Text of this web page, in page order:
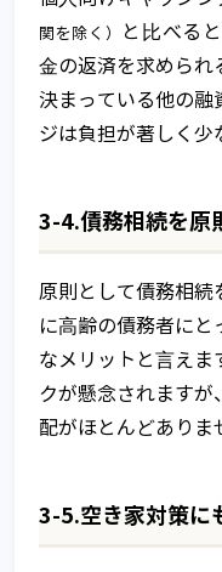
不動産所有者の
家族信託のメリ
家族信託 開始
家族信託 契約
家族信託 終了
家族信託を始め
サービスのご利
て
Q&A
関を除く）
と⽐べる
⾦の返済を求められ
決まっている他の融
ジは負担が著しく少
3-4.債務相続を原
原則として債務相続
に⾼齢の債務者にと
なメリットと⾔えま
クが懸念されます
配がほとんどありま
3-5.空き家対策に